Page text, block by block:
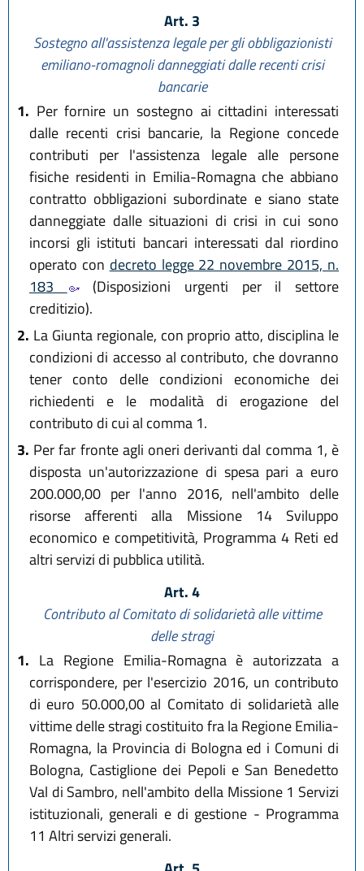
Art. 3
Sostegno all'assistenza legale per gli obbligazionisti
emiliano-romagnoli danneggiati dalle recenti crisi
bancarie
1. Per fornire un sostegno ai cittadini interessati
dalle recenti crisi bancarie, la Regione concede
contributi per l'assistenza legale alle persone
fisiche residenti in Emilia-Romagna che abbiano
contratto obbligazioni subordinate e siano state
danneggiate dalle situazioni di crisi in cui sono
incorsi gli istituti bancari interessati dal riordino
operato con decreto legge 22 novembre 2015, n.
183
(Disposizioni urgenti per il settore
creditizio).
2. La Giunta regionale, con proprio atto, disciplina le
condizioni di accesso al contributo, che dovranno
tener conto delle condizioni economiche dei
richiedenti e le modalità di erogazione del
contributo di cui al comma 1.
3. Per far fronte agli oneri derivanti dal comma 1, è
disposta un'autorizzazione di spesa pari a euro
200.000,00 per l'anno 2016, nell'ambito delle
risorse afferenti alla Missione 14 Sviluppo
economico e competitività, Programma 4 Reti ed
altri servizi di pubblica utilità.
Art. 4
Contributo al Comitato di solidarietà alle vittime
delle stragi
1. La Regione Emilia-Romagna è autorizzata a
corrispondere, per l'esercizio 2016, un contributo
di euro 50.000,00 al Comitato di solidarietà alle
vittime delle stragi costituito fra la Regione Emilia-
Romagna, la Provincia di Bologna ed i Comuni di
Bologna, Castiglione dei Pepoli e San Benedetto
Val di Sambro, nell'ambito della Missione 1 Servizi
istituzionali, generali e di gestione - Programma
11 Altri servizi generali.